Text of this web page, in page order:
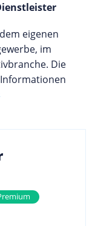
eigenen
im
Die